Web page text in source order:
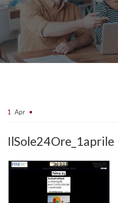
1 Apr
IlSole24Ore_1aprile